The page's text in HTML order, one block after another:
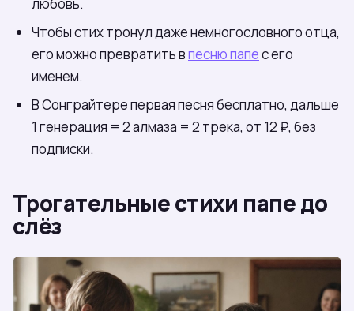
Чтобы стих тронул даже немногословного отца,
его можно превратить впесню папес его
именем.
В Сонграйтере первая песня бесплатно, дальше
1 генерация = 2 алмаза = 2 трека, от 12 ₽, без
подписки.
Трогательные стихи папе до
слёз